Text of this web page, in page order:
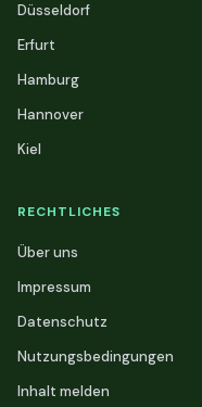
Düsseldorf
Erfurt
Hamburg
Hannover
Kiel
RECHTLICHES
Über uns
Impressum
Datenschutz
Nutzungsbedingungen
Inhalt melden